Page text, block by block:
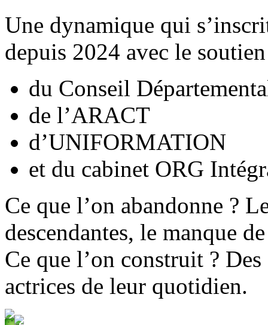
Une dynamique qui
depuis 2024 avec le
du Conseil
de l’ARACT
d’UNIFORMATION
et du cabinet ORG
Ce que l’on abandonne ?
descendantes, le manque
Ce que l’on construit ?
actrices de leur quotidien.